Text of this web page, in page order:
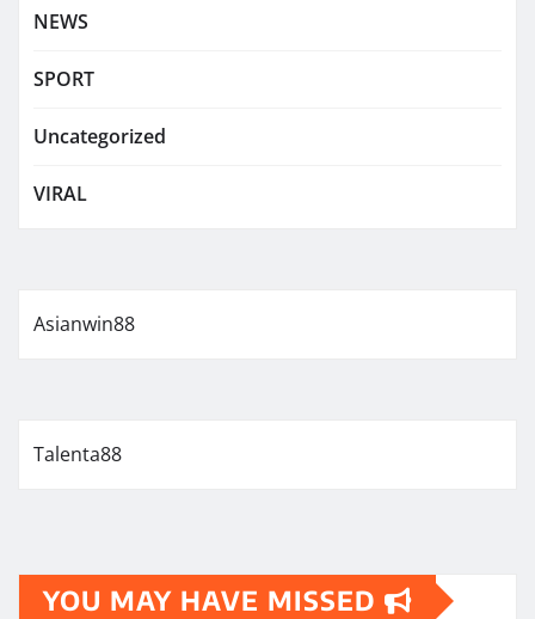
NEWS
SPORT
Uncategorized
VIRAL
Asianwin88
Talenta88
YOU MAY HAVE MISSED